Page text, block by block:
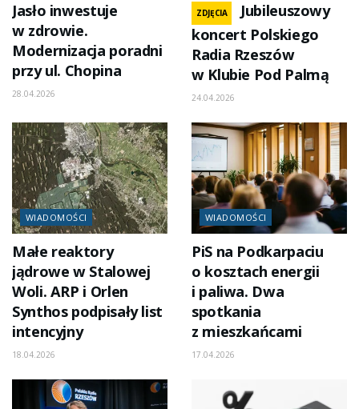
Jasło inwestuje
w zdrowie.
Modernizacja poradni
przy ul. Chopina
28.04.2026
ZDJĘCIA
Jubileuszowy
koncert Polskiego
Radia Rzeszów
w Klubie Pod Palmą
24.04.2026
WIADOMOŚCI
Małe reaktory
jądrowe w Stalowej
Woli. ARP i Orlen
Synthos podpisały list
intencyjny
18.04.2026
WIADOMOŚCI
PiS na Podkarpaciu
o kosztach energii
i paliwa. Dwa
spotkania
z mieszkańcami
17.04.2026